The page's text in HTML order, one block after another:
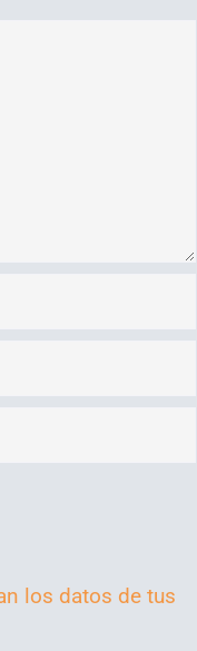
los datos de tus